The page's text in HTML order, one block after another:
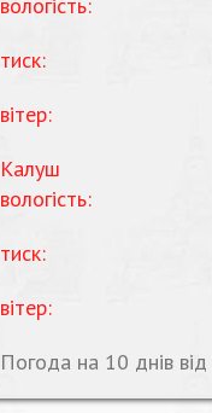
тиск:
вітер:
Калуш
вологість:
тиск:
вітер:
Погода на 10 днів від